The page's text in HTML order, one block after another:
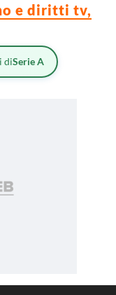
e diritti tv,
diSerie A